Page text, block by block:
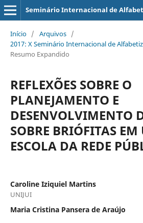
Seminário Internacional de
Início / Arquivos /
2017: X Seminário Internacional de
Resumo Expandido
REFLEXÕES SOBRE O
PLANEJAMENTO E
DESENVOLVIMENTO
SOBRE BRIÓFITAS
ESCOLA DA REDE
Caroline Iziquiel Martins
UNIJUI
Maria Cristina Pansera de Araújo